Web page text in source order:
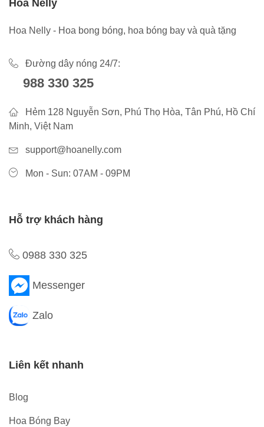
Hoa Nelly
Hoa Nelly - Hoa bong bóng, hoa bóng bay và quà tặng
Đường dây nóng 24/7:
988 330 325
Hẻm 128 Nguyễn Sơn, Phú Thọ Hòa, Tân Phú, Hồ Chí
Minh, Việt Nam
support@hoanelly.com
Mon - Sun: 07AM - 09PM
Hỗ trợ khách hàng
0988 330 325
Messenger
Zalo
Liên kết nhanh
Blog
Hoa Bóng Bay